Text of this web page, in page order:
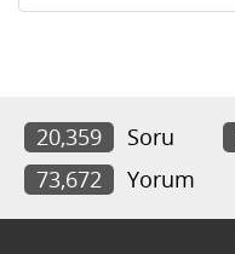
20,359 Soru
73,672
Yorum